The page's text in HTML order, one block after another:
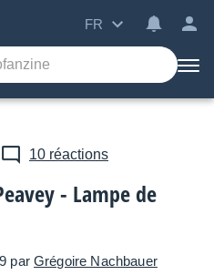
FR
10 réactions
- Lampe de
parGrégoire Nachbauer